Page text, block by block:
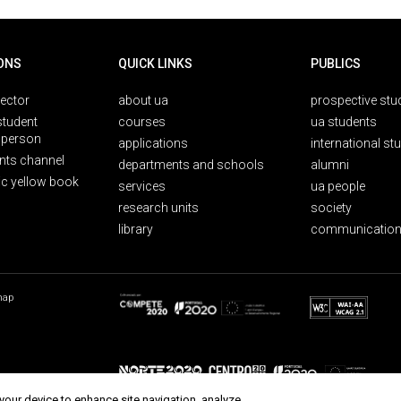
channel
yellow book
QUICK LINKS
about ua
courses
applications
departments and schools
services
research units
library
PUBLICS
prospective
ua students
international
alumni
ua people
society